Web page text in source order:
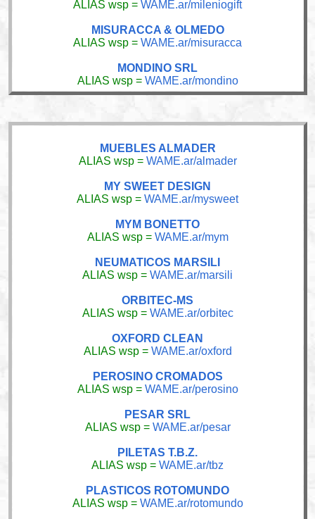
ALIAS wsp = WAME.ar/mileniogift
MISURACCA & OLMEDO
ALIAS wsp = WAME.ar/misuracca
MONDINO SRL
ALIAS wsp = WAME.ar/mondino
MUEBLES ALMADER
ALIAS wsp = WAME.ar/almader
MY SWEET DESIGN
ALIAS wsp = WAME.ar/mysweet
MYM BONETTO
ALIAS wsp = WAME.ar/mym
NEUMATICOS MARSILI
ALIAS wsp = WAME.ar/marsili
ORBITEC-MS
ALIAS wsp = WAME.ar/orbitec
OXFORD CLEAN
ALIAS wsp = WAME.ar/oxford
PEROSINO CROMADOS
ALIAS wsp = WAME.ar/perosino
PESAR SRL
ALIAS wsp = WAME.ar/pesar
PILETAS T.B.Z.
ALIAS wsp = WAME.ar/tbz
PLASTICOS ROTOMUNDO
ALIAS wsp = WAME.ar/rotomundo